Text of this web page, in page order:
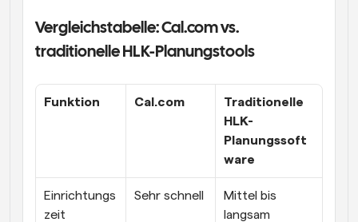
Vergleichstabelle: Cal.com vs.
traditionelle HLK-Planungstools
Funktion Cal.com
Traditionelle
HLK-
Planungssoft
ware
Einrichtungs
zeit
Sehr schnell
Mittel bis
langsam